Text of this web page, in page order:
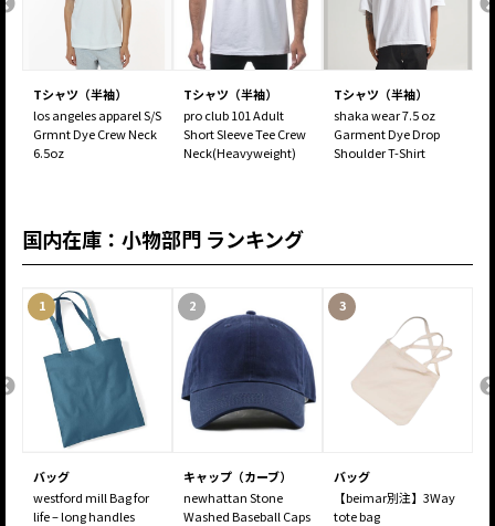
Tシャツ（半袖）
los angeles apparel S/S
Grmnt Dye Crew Neck
6.5oz
Tシャツ（半袖）
pro club 101 Adult
Short Sleeve Tee Crew
Neck(Heavyweight)
Tシャツ（半袖）
shaka wear 7.5 oz
Garment Dye Drop
Shoulder T-Shirt
国内在庫：小物部門 ランキング
1
バッグ
westford mill Bag for
life – long handles
2
キャップ（カーブ）
newhattan Stone
Washed Baseball Caps
3
バッグ
【beimar別注】3Way
tote bag